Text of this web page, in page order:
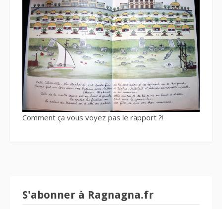
Comment ça vous voyez pas le rapport ?!
S'abonner à Ragnagna.fr